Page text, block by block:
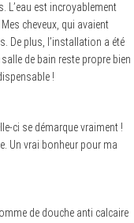
L’eau est incroyablement
cheveux, qui avaient
De plus, l’installation a été
de bain reste propre bien
!
ci se démarque vraiment !
Un vrai bonheur pour ma
de douche anti calcaire